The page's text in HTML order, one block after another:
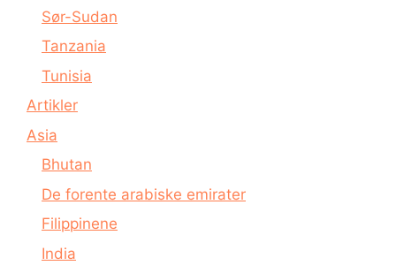
Sør-Sudan
Tanzania
Tunisia
Artikler
Asia
Bhutan
De forente arabiske emirater
Filippinene
India